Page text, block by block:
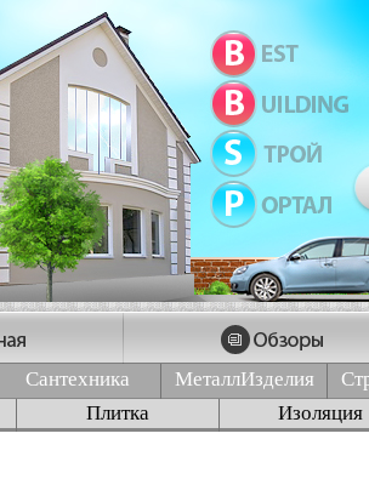
Сантехника МеталлИзделия
Плитка Изоляция